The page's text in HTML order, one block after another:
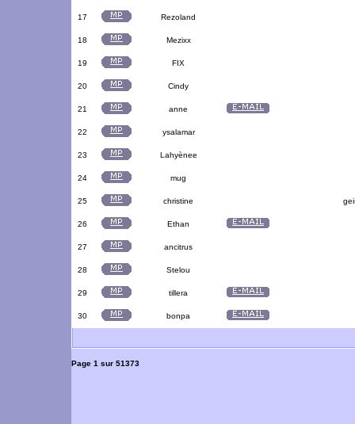
17 Rezoland
18 Mezixx
19 FIX
20 Cindy
21 anne
22 ysalamar
23 Lahyènee
24 mug
25 christine
26 Ethan
27 ancitrus
28 Stelou
29 tillera
30 bonpa
Page 1 sur 51373